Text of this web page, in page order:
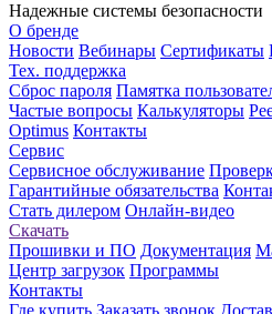
Надежные системы безопасности
О бренде
Новости Вебинары Сертификаты
Тех. поддержка
Сброс пароля Памятка
Частые вопросы Калькуляторы
Optimus Контакты
Сервис
Сервисное обслуживание
Гарантийные обязательства
Стать дилером Онлайн-видео
Скачать
Прошивки и ПО Документация
Центр загрузок Программы
Контакты
Где купить Заказать звонок